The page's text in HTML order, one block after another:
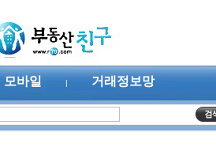
모바일 | 거래정보망